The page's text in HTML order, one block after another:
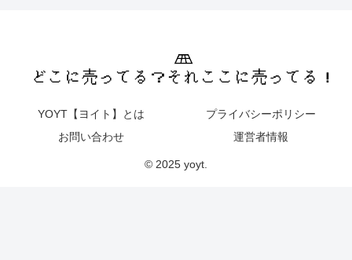
YOYT【ヨイト】とは
プライバシーポリシー
お問い合わせ
運営者情報
© 2025 yoyt.